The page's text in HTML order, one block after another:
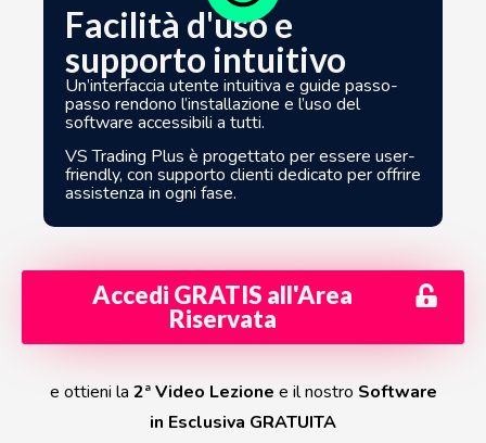
Facilità d'uso e
supporto intuitivo
Un’interfaccia utente intuitiva e guide passo-
passo rendono l’installazione e l’uso del
software accessibili a tutti.
VS Trading Plus è progettato per essere user-
friendly, con supporto clienti dedicato per offrire
assistenza in ogni fase.
Accedi GRATIS all'Area
Riservata
e ottieni la 2ª Video Lezione e il nostro Software
in Esclusiva GRATUITA